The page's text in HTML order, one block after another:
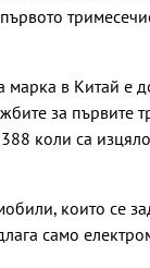
в Китай е
за първите
коли са
които се
само